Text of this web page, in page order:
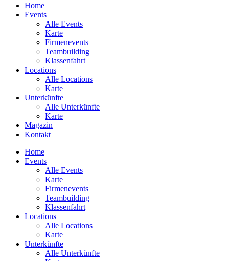
Home
Events
Alle Events
Karte
Firmenevents
Teambuilding
Klassenfahrt
Locations
Alle Locations
Karte
Unterkünfte
Alle Unterkünfte
Karte
Magazin
Kontakt
Home
Events
Alle Events
Karte
Firmenevents
Teambuilding
Klassenfahrt
Locations
Alle Locations
Karte
Unterkünfte
Alle Unterkünfte